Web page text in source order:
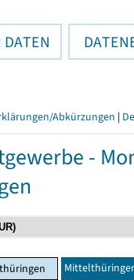
Abkürzungen |
-